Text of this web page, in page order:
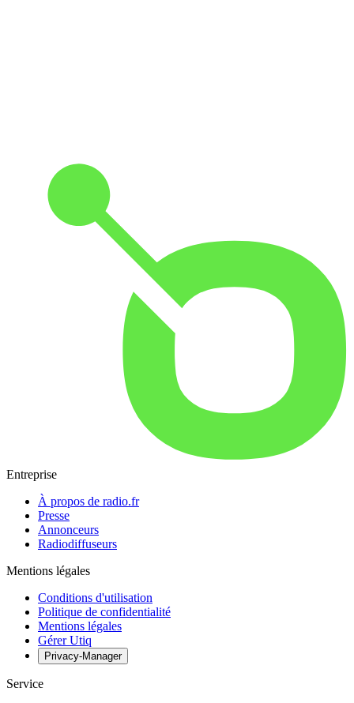
Entreprise
À propos de radio.fr
Presse
Annonceurs
Radiodiffuseurs
Mentions légales
Conditions d'utilisation
Politique de confidentialité
Mentions légales
Gérer Utiq
Privacy-Manager
Service